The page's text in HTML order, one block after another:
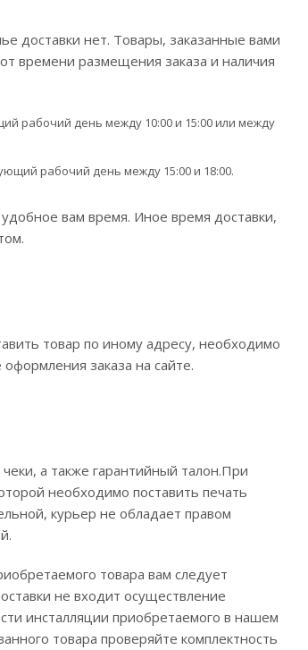
доставки нет. Товары, заказанные вами
времени размещения заказа и наличия
рабочий день между 10:00 и 15:00 или между
рабочий день между 15:00 и 18:00.
вам время. Иное время доставки,
товар по иному адресу, необходимо
заказа на сайте.
а также гарантийный талон.При
необходимо поставить печать
курьер не обладает правом
товара вам следует
не входит осуществление
инсталляции приобретаемого в нашем
товара проверяйте комплектность